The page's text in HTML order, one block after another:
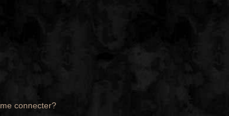
connecter?